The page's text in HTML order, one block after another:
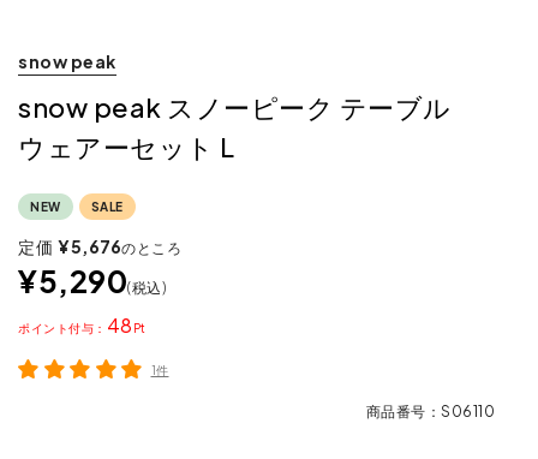
snow peak
snow peak スノーピーク テーブル
ウェアーセット L
NEW SALE
定価 ¥5,676のところ
¥5,290 税込
48
ポイント
1件
商品番号 S06110